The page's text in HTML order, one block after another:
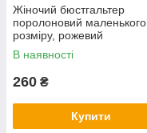
Жіночий бюстгальтер
поролоновий маленького
розміру, рожевий
В наявності
260 ₴
Купити